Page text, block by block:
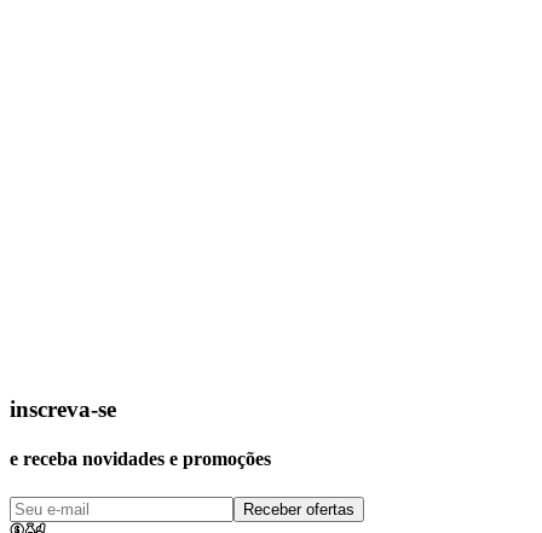
inscreva-se
e receba novidades e promoções
Receber ofertas